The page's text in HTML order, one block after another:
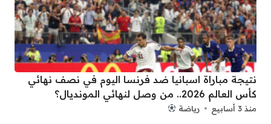
نتيجة مباراة اسبانيا ضد فرنسا اليوم في نصف نهائي
كأس العالم 2026.. من وصل لنهائي المونديال؟
منذ 3 أسابيع رياضة